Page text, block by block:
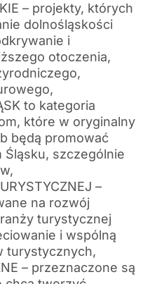
– projekty, których
dolnośląskości
i
otoczenia,
to kategoria
które w oryginalny
będą promować
szczególnie
–
na rozwój
turystycznej
i wspólną
turystycznych,
– przeznaczone są